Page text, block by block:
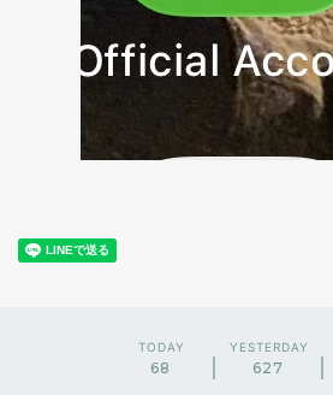
TODAY
68
YESTERDAY
627